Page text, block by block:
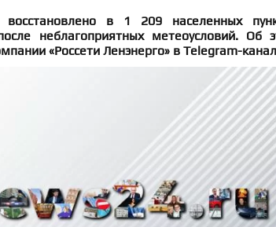
восстановлено в 1 209 населенных
неблагоприятных метеоусловий. Об
«Россети Ленэнерго» в Telegram-